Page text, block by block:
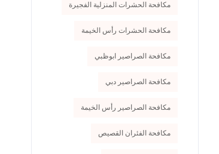
مكافحة الحشرات المنزلية الفجيرة
مكافحة الحشرات رأس الخيمة
مكافحة الصراصير ابوظبي
مكافحة الصراصير دبي
مكافحة الصراصير رأس الخيمة
مكافحة الفئران القصيص